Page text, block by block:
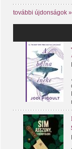
további újdonságok »